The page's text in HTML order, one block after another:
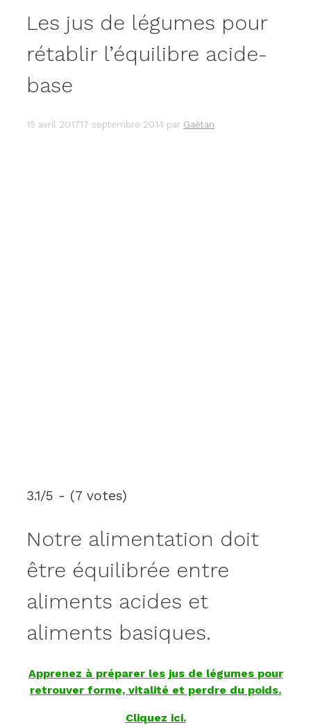
Les jus de légumes pour
rétablir l’équilibre acide-
base
15 avril 201717 septembre 2014 par Gaëtan
3.1/5 - (7 votes)
Notre alimentation doit
être équilibrée entre
aliments acides et
aliments basiques.
Apprenez à préparer les jus de légumes pour
retrouver forme, vitalité et perdre du poids.
Cliquez ici.